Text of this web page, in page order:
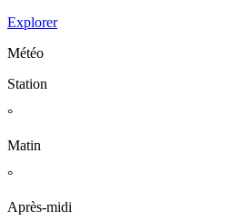
Explorer
Météo
Station
°
Matin
°
Après-midi